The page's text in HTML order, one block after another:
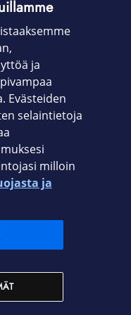
ja
Evästeiden
selaintietoja
milloin
ja